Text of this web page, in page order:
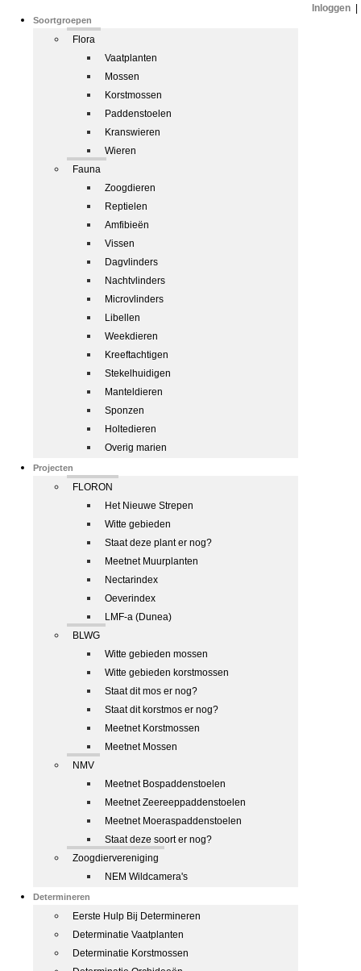
Soortgroepen
Flora
Vaatplanten
Mossen
Korstmossen
Paddenstoelen
Kranswieren
Wieren
Fauna
Zoogdieren
Reptielen
Amfibieën
Vissen
Dagvlinders
Nachtvlinders
Microvlinders
Libellen
Weekdieren
Kreeftachtigen
Stekelhuidigen
Manteldieren
Sponzen
Holtedieren
Overig marien
Projecten
FLORON
Het Nieuwe Strepen
Witte gebieden
Staat deze plant er nog?
Meetnet Muurplanten
Nectarindex
Oeverindex
LMF-a (Dunea)
BLWG
Witte gebieden mossen
Witte gebieden korstmossen
Staat dit mos er nog?
Staat dit korstmos er nog?
Meetnet Korstmossen
Meetnet Mossen
NMV
Meetnet Bospaddenstoelen
Meetnet Zeereeppaddenstoelen
Meetnet Moeraspaddenstoelen
Staat deze soort er nog?
Zoogdiervereniging
NEM Wildcamera's
Determineren
Eerste Hulp Bij Determineren
Determinatie Vaatplanten
Determinatie Korstmossen
Inloggen